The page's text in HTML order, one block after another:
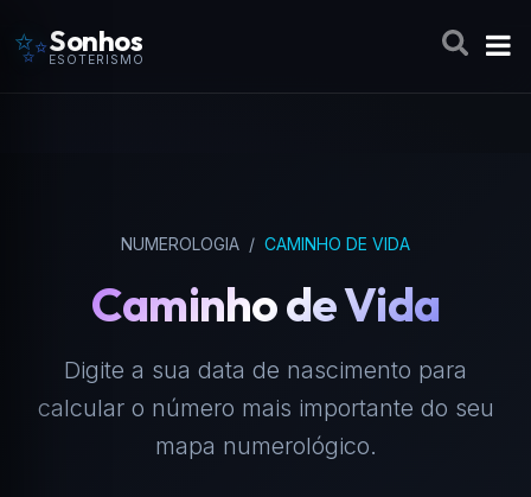
✨Sonhos
ESOTERISMO
NUMEROLOGIA / CAMINHO DE VIDA
Caminho de Vida
Digite a sua data de nascimento para
calcular o número mais importante do seu
mapa numerológico.